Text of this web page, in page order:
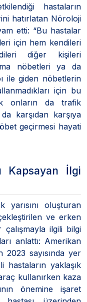
hastaların
hatırlatan Nöroloji
etti: “Bu hastalar
için hem kendileri
diğer kişileri
nöbetleri ya da
ile giden nöbetlerin
için bu
onların da trafik
da karşıdan karşıya
geçirmesi hayati
Kapsayan İlgi
yarısını oluşturan
ve erken
ilgili bilgi
anlattı: Amerikan
2023 sayısında yer
hastaların yaklaşık
kullanırken kaza
önemine işaret